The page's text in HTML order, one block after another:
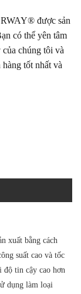
được sản
có thể yên tâm
chúng tôi và
tốt nhất và
xuất bằng cách
suất cao và tốc
độ tin cậy cao hơn
dụng làm loại